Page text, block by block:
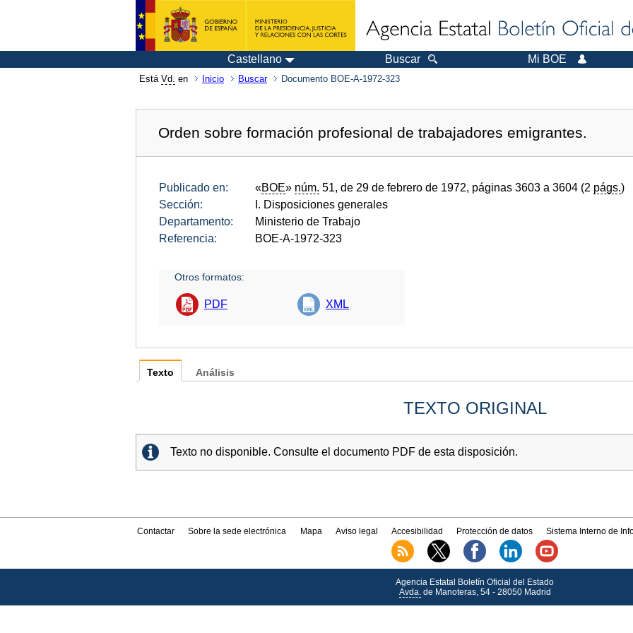
Castellano Buscar Mi BOE
Está Vd. en Inicio Buscar Documento BOE-A-1972-323
Orden sobre formación profesional de trabajadores emigrantes.
Publicado en: «BOE» núm. 51, de 29 de febrero de 1972, páginas 3603 a 3604 (2 págs.)
Sección:
I. Disposiciones generales
Departamento:
Ministerio de Trabajo
Referencia:
BOE-A-1972-323
Otros formatos:
PDF XML
Texto
TEXTO ORIGINAL
Texto no disponible. Consulte el documento PDF de esta disposición.
Análisis
Contactar Sobre la sede electrónica Mapa Aviso legal Accesibilidad Protección de datos Sistema Interno de
Agencia Estatal Boletín Oficial del Estado
Avda.de Manoteras, 54 - 28050 Madrid